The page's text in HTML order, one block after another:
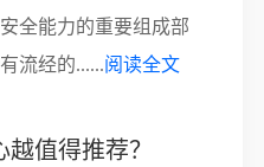
全能力的重要组成部
流经的......阅读全文
值得推荐？